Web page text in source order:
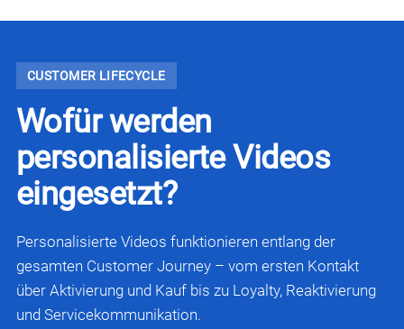
CUSTOMER LIFECYCLE
Wofür werden
personalisierte Videos
eingesetzt?
Personalisierte Videos funktionieren entlang der
gesamten Customer Journey – vom ersten Kontakt
über Aktivierung und Kauf bis zu Loyalty, Reaktivierung
und Servicekommunikation.